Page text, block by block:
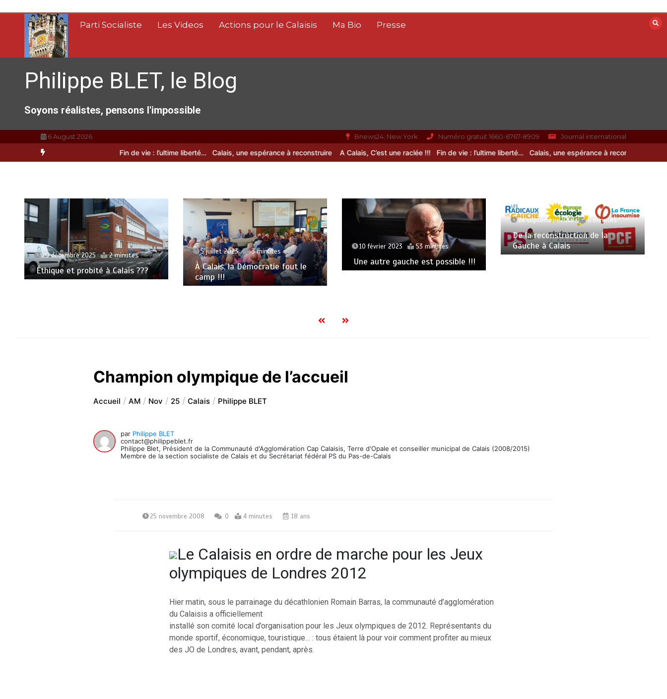
contenu
Parti Socialiste Les Videos Actions pour le Calaisis Ma Bio Presse
Philippe BLET, le Blog
Soyons réalistes, pensons l'impossible
6 August 2026 Bnews24, New York Numéro gratuit 1660-6767-8909 Journal international
Calais, C’est une raclée !!! Fin de vie : l’ultime liberté… Calais, une espérance à reconstruire A Calais, C’est une raclée !!! Fin de vie : l’ultime liberté… Calais, une espérance à reconstruire
20 décembre 2025 2 minutes
Éthique et probité à Calais ???
5 juillet 2023 3 minutes
À Calais, la Démocratie fout le
camp !!!
10 février 2023 53 minutes
Une autre gauche est possible !!!
24 septembre 2018 5 minutes
De la reconstruction de la
Gauche à Calais
Champion olympique de l’accueil
Accueil AM Nov 25 Calais Philippe BLET
par Philippe BLET
contact@philippeblet.fr
Philippe Blet, Président de la Communauté d'Agglomération Cap Calaisis, Terre d'Opale et conseiller municipal de Calais (2008/2015)
Membre de la section socialiste de Calais et du Secrétariat fédéral PS du Pas-de-Calais
25 novembre 2008 0 4 minutes 18 ans
Le Calaisis en ordre de marche pour les Jeux
olympiques de Londres 2012
Hier matin, sous le parrainage du décathlonien Romain Barras, la communauté d’agglomération
du Calaisis a officiellement
installé son comité local d’organisation pour les Jeux olympiques de 2012. Représentants du
monde sportif, économique, touristique… : tous étaient là pour voir comment profiter au mieux
des JO de Londres, avant, pendant, après.